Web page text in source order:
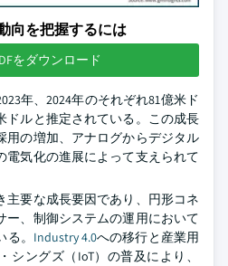
向を把握するには
をダウンロード
年、2024年のそれぞれ81億米ド
ドルと推定されている。この成長
用の増加、アナログからデジタル
電気化の進展によって支えられて
主要な成長要因であり、円形コネ
ー、制御システムの運用において
。 Industry 4.0への移行と産業用
シングズ（IoT）の普及により、